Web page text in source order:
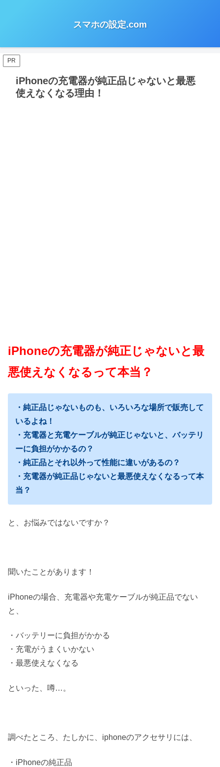
スマホの設定.com
PR
iPhoneの充電器が純正品じゃないと最悪
使えなくなる理由！
iPhoneの充電器が純正じゃないと最
悪使えなくなるって本当？
・純正品じゃないものも、いろいろな場所で販売して
いるよね！
・充電器と充電ケーブルが純正じゃないと、バッテリ
ーに負担がかかるの？
・純正品とそれ以外って性能に違いがあるの？
・充電器が純正品じゃないと最悪使えなくなるって本
当？
と、お悩みではないですか？
聞いたことがあります！
iPhoneの場合、充電器や充電ケーブルが純正品でない
と、
・バッテリーに負担がかかる
・充電がうまくいかない
・最悪使えなくなる
といった、噂…。
調べたところ、たしかに、iphoneのアクセサリには、
・iPhoneの純正品